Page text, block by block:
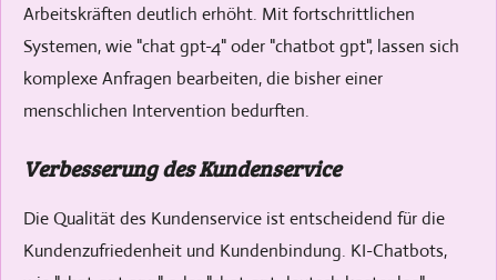
Arbeitskräften deutlich erhöht. Mit fortschrittlichen
Systemen, wie "chat gpt-4" oder "chatbot gpt", lassen sich
komplexe Anfragen bearbeiten, die bisher einer
menschlichen Intervention bedurften.
Verbesserung des Kundenservice
Die Qualität des Kundenservice ist entscheidend für die
Kundenzufriedenheit und Kundenbindung. KI-Chatbots,